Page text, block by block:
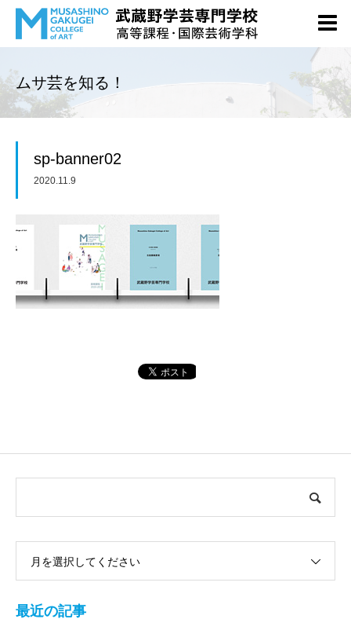
ムサ芸を知る！
sp-banner02
2020.11.9
月を選択してください
最近の記事